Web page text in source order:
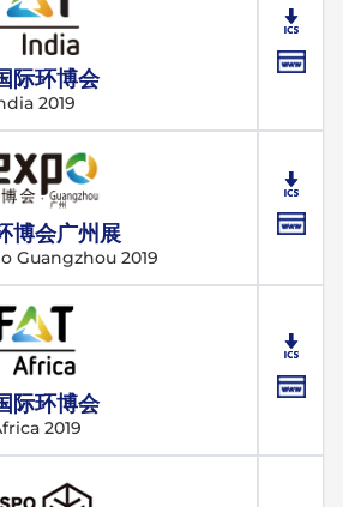
际环博会
2019
博会广州展
Guangzhou 2019
际环博会
2019